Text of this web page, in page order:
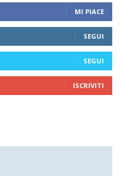
MI PIACE
SEGUI
SEGUI
ISCRIVITI